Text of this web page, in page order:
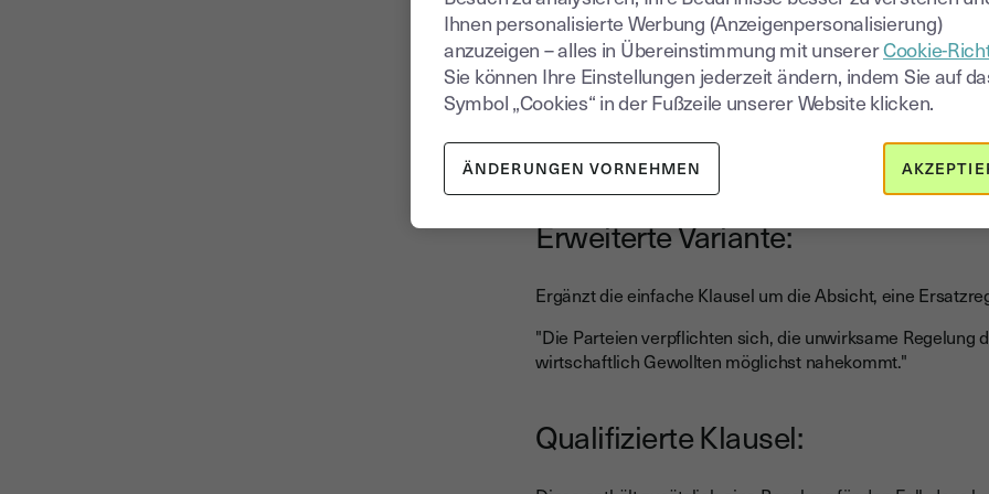
Einfache Variante:
Diese Version betont lediglich die Aufrechterhaltung des
"Die Unwirksamkeit einzelner Bestimmungen berührt
Erweiterte Variante:
Ergänzt die einfache Klausel um die Absicht, eine
"Die Parteien verpflichten sich, die unwirksame Regelung
wirtschaftlich Gewollten möglichst nahekommt."
Qualifizierte Klausel:
Ihnen personalisierte Werbung (Anzeigenpersonalisierung)
anzuzeigen – alles in Übereinstimmung mit unsererCookie-
Sie können Ihre Einstellungen jederzeit ändern, indem Sie auf
Symbol „Cookies“ in der Fußzeile unserer Website klicken.
ÄNDERUNGEN VORNEHMEN